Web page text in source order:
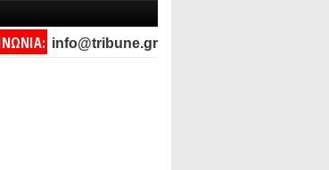
info@tribune.gr